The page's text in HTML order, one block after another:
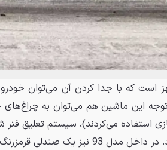
است که با جدا کردن آن می‌توان خودرو
این ماشین هم می‌توان به
استفاده می‌کردند)، سیستم تعلیق
و رینگ‌های چوبی با لاستیک‌های دور سفید اشاره کرد. در داخل مدل 93 نیز یک